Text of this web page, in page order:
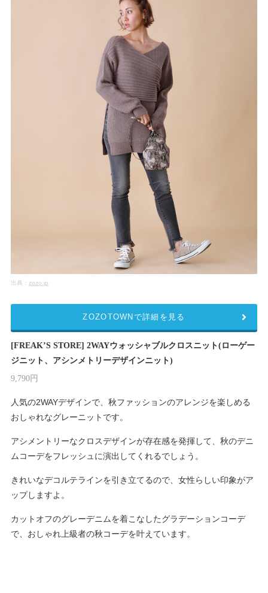
出典： zozo.jp
[FREAK’S STORE] 2WAYウォッシャブルクロスニット(ローゲー
ジニット、アシンメトリーデザインニット)
9,790円
人気の2WAYデザインで、秋ファッションのアレンジを楽しめる
おしゃれなグレーニットです。
アシメントリーなクロスデザインが存在感を発揮して、秋のデニ
ムコーデをフレッシュに演出してくれるでしょう。
きれいなデコルテラインを引き立てるので、女性らしい印象がア
ップしますよ。
カットオフのグレーデニムを着こなしたグラデーションコーデ
で、おしゃれ上級者の秋コーデを叶えています。
ZOZOTOWNで詳細を見る